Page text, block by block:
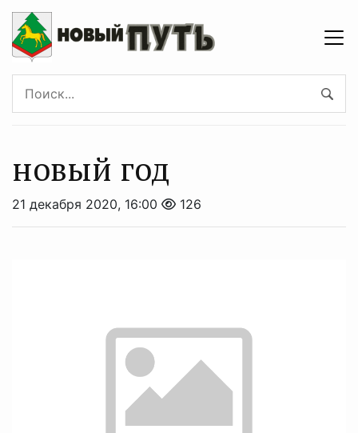
новый год
21 декабря 2020, 16:00 126